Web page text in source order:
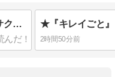
★私が変わるまでにやったこと⑤サクサク稼ぐと決めた♡
2時間50分前